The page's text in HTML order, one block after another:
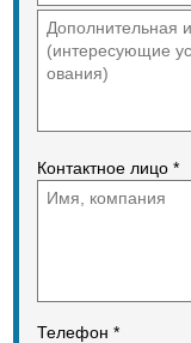
Контактное лицо *
Телефон *